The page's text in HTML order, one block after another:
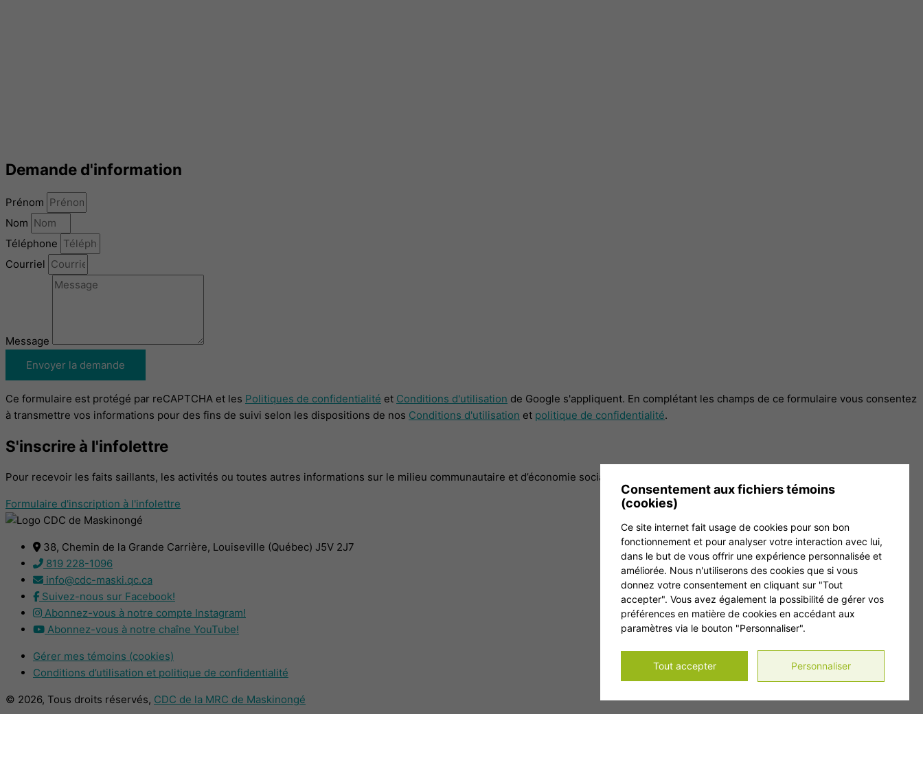
Demande d'information
Prénom
Nom
Téléphone
Courriel
Message
Envoyer la demande
Ce formulaire est protégé par reCAPTCHA et les Politiques de confidentialité et Conditions d'utilisation de Google s'appliquent. En complétant les champs de ce formulaire vous consentez
à transmettre vos informations pour des fins de suivi selon les dispositions de nos Conditions d'utilisation et politique de confidentialité.
S'inscrire à l'infolettre
Pour recevoir les faits saillants, les activités ou toutes autres informations sur le milieu communautaire et d’économie sociale, inscrivez-vous à notre infolettre.
Formulaire d'inscription à l'infolettre
38, Chemin de la Grande Carrière, Louiseville (Québec) J5V 2J7
819 228-1096
info@cdc-maski.qc.ca
Suivez-nous sur Facebook!
Abonnez-vous à notre compte Instagram!
Abonnez-vous à notre chaîne YouTube!
Gérer mes témoins (cookies)
Conditions d’utilisation et politique de confidentialité
© 2026, Tous droits réservés, CDC de la MRC de Maskinongé
Consentement aux fichiers témoins
(cookies)
Ce site internet fait usage de cookies pour son bon
fonctionnement et pour analyser votre interaction avec lui,
dans le but de vous offrir une expérience personnalisée et
améliorée. Nous n'utiliserons des cookies que si vous
donnez votre consentement en cliquant sur "Tout
accepter". Vous avez également la possibilité de gérer vos
préférences en matière de cookies en accédant aux
paramètres via le bouton "Personnaliser".
Tout accepter Personnaliser